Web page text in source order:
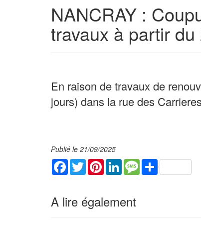
NANCRAY :
travaux à partir
En raison de travaux de
jours) dans la rue des
Publié le 21/09/2025
Facebook
TwitterPinterestLinkedInMessageShare
A lire également